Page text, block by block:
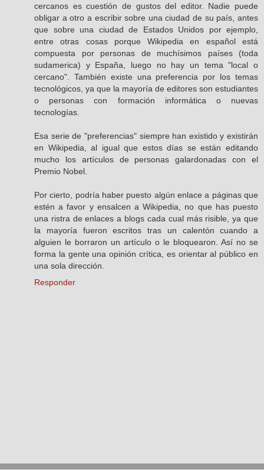
cercanos es cuestión de gustos del editor. Nadie puede
obligar a otro a escribir sobre una ciudad de su país, antes
que sobre una ciudad de Estados Unidos por ejemplo,
entre otras cosas porque Wikipedia en español está
compuesta por personas de muchísimos países (toda
sudamerica) y España, luego no hay un tema "local o
cercano". También existe una preferencia por los temas
tecnológicos, ya que la mayoría de editores son estudiantes
o personas con formación informática o nuevas
tecnologías.
Esa serie de "preferencias" siempre han existido y existirán
en Wikipedia, al igual que estos días se están editando
mucho los artículos de personas galardonadas con el
Premio Nobel.
Por cierto, podría haber puesto algún enlace a páginas que
estén a favor y ensalcen a Wikipedia, no que has puesto
una ristra de enlaces a blogs cada cual más risible, ya que
la mayoría fueron escritos tras un calentón cuando a
alguien le borraron un artículo o le bloquearon. Así no se
forma la gente una opinión crítica, es orientar al público en
una sola dirección.
Responder